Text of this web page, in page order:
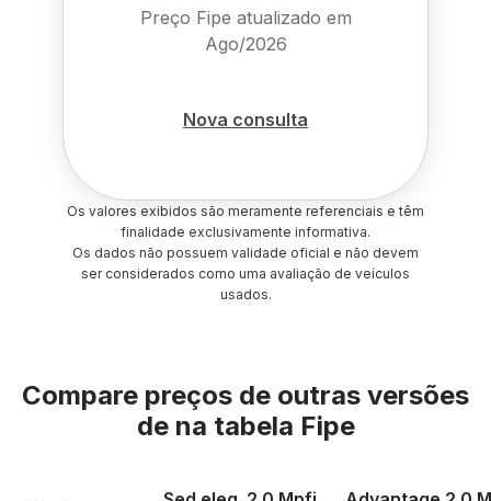
Preço Fipe atualizado em
Ago/2026
Nova consulta
Os valores exibidos são meramente referenciais e têm
finalidade exclusivamente informativa.
Os dados não possuem validade oficial e não devem
ser considerados como uma avaliação de veículos
usados.
Compare preços de outras versões
de na tabela Fipe